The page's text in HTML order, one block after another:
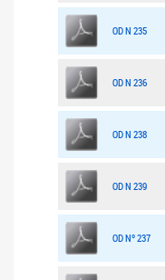
OD N 235
OD N 236
OD N 238
OD N 239
OD Nº 237